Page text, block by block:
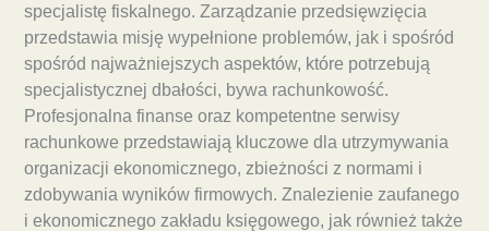
specjalistę fiskalnego. Zarządzanie przedsięwzięcia
przedstawia misję wypełnione problemów, jak i spośród
spośród najważniejszych aspektów, które potrzebują
specjalistycznej dbałości, bywa rachunkowość.
Profesjonalna finanse oraz kompetentne serwisy
rachunkowe przedstawiają kluczowe dla utrzymywania
organizacji ekonomicznego, zbieżności z normami i
zdobywania wyników firmowych. Znalezienie zaufanego
i ekonomicznego zakładu księgowego, jak również także